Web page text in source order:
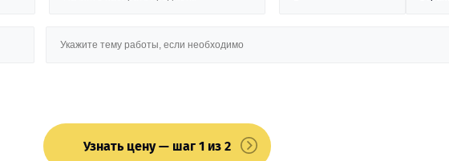
Узнать цену — шаг 1 из 2